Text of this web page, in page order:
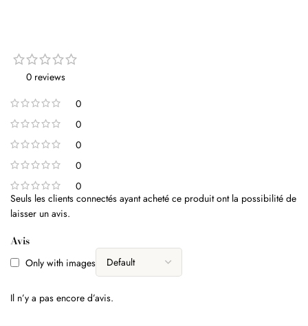
0 reviews
0
0
0
0
0
Avis
Only with images
Il n’y a pas encore d’avis.
Seuls les clients connectés ayant acheté ce produit ont la possibilité de
laisser un avis.